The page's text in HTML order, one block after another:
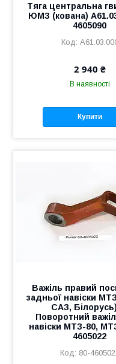
Тяга центральна
ЮМЗ (кована)
4605090
2 940 ₴
В наявності
Купити
Важіль правий
задньої навіски
САЗ,
Поворотний
навіски МТЗ-80,
4605022
80-